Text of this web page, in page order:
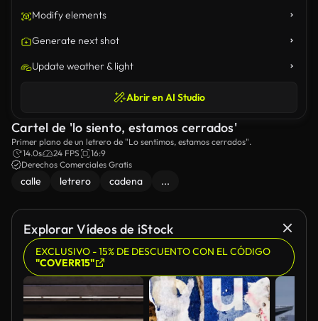
Modify elements
Generate next shot
Update weather & light
Abrir en AI Studio
Cartel de 'lo siento, estamos cerrados'
Primer plano de un letrero de "Lo sentimos, estamos cerrados".
14.0s
24 FPS
16:9
Derechos Comerciales Gratis
calle letrero cadena ...
Explorar Vídeos de iStock
EXCLUSIVO - 15% DE DESCUENTO CON EL CÓDIGO
"COVERR15"